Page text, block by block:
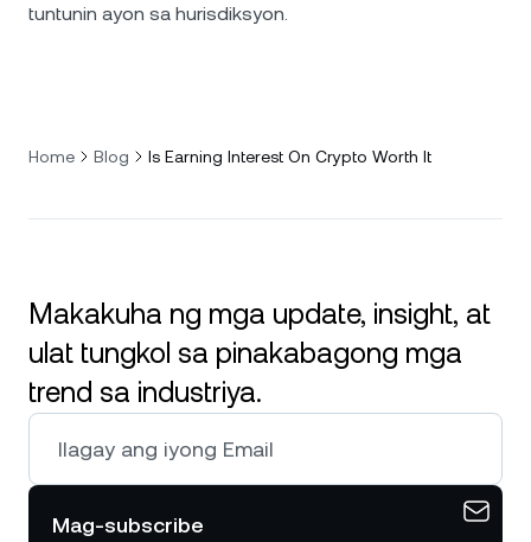
tuntunin ayon sa hurisdiksyon.
Home Blog Is Earning Interest On Crypto Worth It
Makakuha ng mga update, insight, at
ulat tungkol sa pinakabagong mga
trend sa industriya.
Mag-subscribe